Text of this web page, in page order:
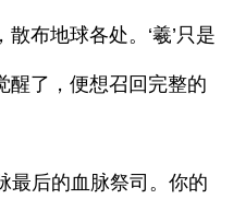
布地球各处。‘羲’只是
醒了，便想召回完整的
后的血脉祭司。你的